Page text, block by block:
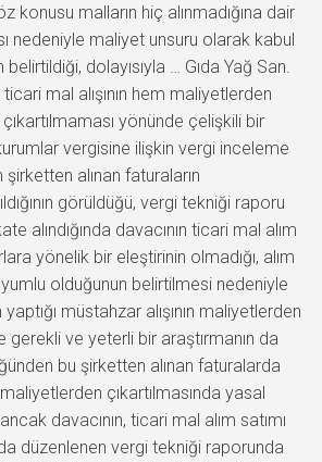
konusu malların hiç alınmadığına dair
nedeniyle maliyet unsuru olarak kabul
dolayısıyla … Gıda Yağ San.
ticari mal alışının hem maliyetlerden
çıkartılmaması yönünde çelişkili bir
kurumlar vergisine ilişkin vergi inceleme
alınan faturaların
görüldüğü, vergi tekniği raporu
alındığında davacının ticari mal alım
yönelik bir eleştirinin olmadığı, alım
olduğunun belirtilmesi nedeniyle
yaptığı müstahzar alışının maliyetlerden
gerekli ve yeterli bir araştırmanın da
bu şirketten alınan faturalarda
çıkartılmasında yasal
davacının, ticari mal alım satımı
düzenlenen vergi tekniği raporunda